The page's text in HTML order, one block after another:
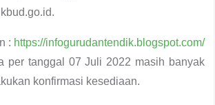
: https://infogurudantendik.blogspot.com/
per tanggal 07 Juli 2022 masih banyak
konfirmasi kesediaan.